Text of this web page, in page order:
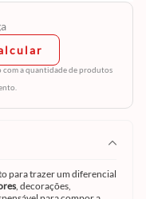
com a quantidade de produtos
para trazer um diferencial
, decorações,